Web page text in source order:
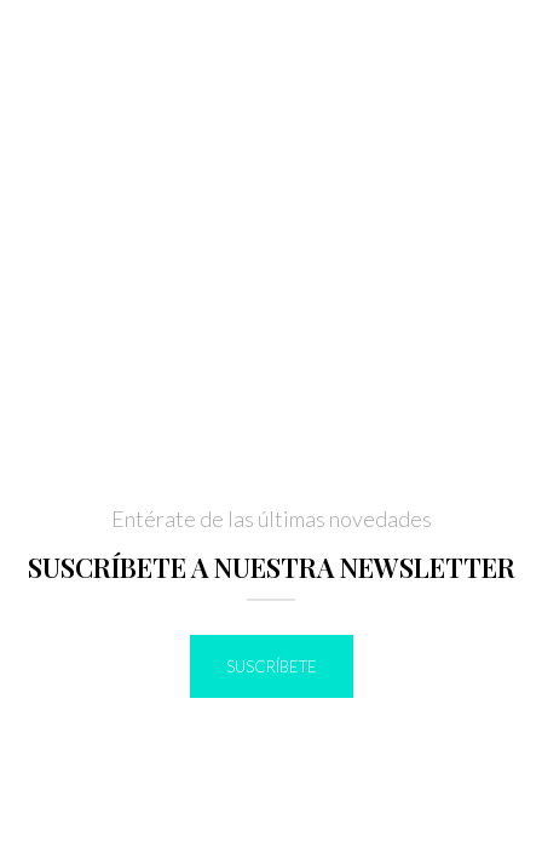
Entérate de las últimas novedades
SUSCRÍBETE A NUESTRA NEWSLETTER
SUSCRÍBETE